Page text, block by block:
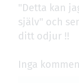
"Detta kan
själv" och
ditt odjur !!
Inga